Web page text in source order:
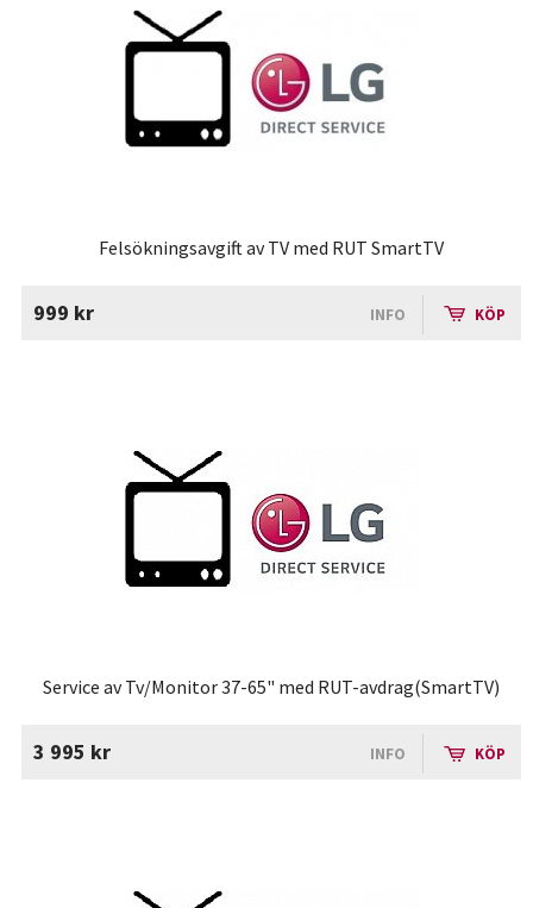
Felsökningsavgift av TV med RUT SmartTV
999 kr INFO KÖP
Service av Tv/Monitor 37-65" med RUT-avdrag(SmartTV)
3 995 kr INFO KÖP